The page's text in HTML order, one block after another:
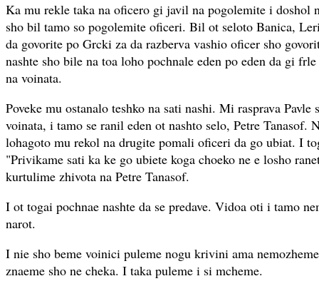
Ka mu rekle taka na oficero gi javil na pogolemite i doshol
sho bil tamo so pogolemite oficeri. Bil ot seloto Banica,
da govorite po Grcki za da razberva vashio oficer sho
nashte sho bile na toa loho pochnale eden po eden da gi
na voinata.
Poveke mu ostanalo teshko na sati nashi. Mi rasprava Pavle
voinata, i tamo se ranil eden ot nashto selo, Petre Tanasof.
lohagoto mu rekol na drugite pomali oficeri da go ubiat. I
"Privikame sati ka ke go ubiete koga choeko ne e losho
kurtulime zhivota na Petre Tanasof.
I ot togai pochnae nashte da se predave. Vidoa oti i tamo
narot.
I nie sho beme voinici puleme nogu krivini ama
znaeme sho ne cheka. I taka puleme i si mcheme.